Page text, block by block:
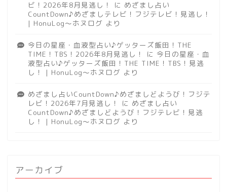
ビ！2026年8月見逃し！
に めざまし占い
CountDown♪めざましテレビ！フジテレビ！見逃し！
| HonuLog～ホヌログ より
今日の星座・血液型占い♪ゲッターズ飯田！THE
TIME！TBS！2026年8月見逃し！
に 今日の星座・血
液型占い♪ゲッターズ飯田！THE TIME！TBS！見逃
し！ | HonuLog～ホヌログ より
めざまし占いCountDown♪めざましどようび！フジテ
レビ！2026年7月見逃し！
に めざまし占い
CountDown♪めざましどようび！フジテレビ！見逃
し！ | HonuLog～ホヌログ より
アーカイブ